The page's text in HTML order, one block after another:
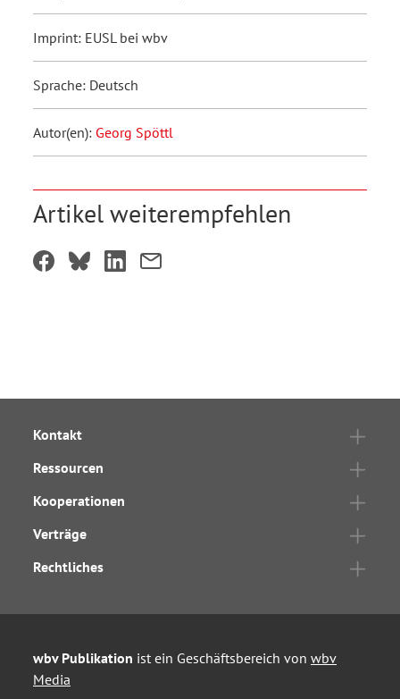
Imprint: EUSL bei wbv
Sprache: Deutsch
Autor(en): Georg Spöttl
Artikel weiterempfehlen
Kontakt
Ressourcen
Kooperationen
Verträge
Rechtliches
wbv Publikation ist ein Geschäftsbereich von wbv
Media